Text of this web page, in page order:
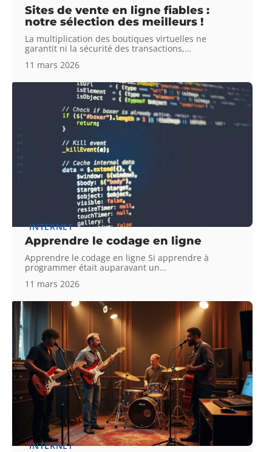
Sites de vente en ligne fiables :
notre sélection des meilleurs !
La multiplication des boutiques virtuelles ne
garantit ni la sécurité des transactions,…
11 mars 2026
INTERNET
Apprendre le codage en ligne
Apprendre le codage en ligne Si apprendre à
programmer était auparavant un…
11 mars 2026
INTERNET